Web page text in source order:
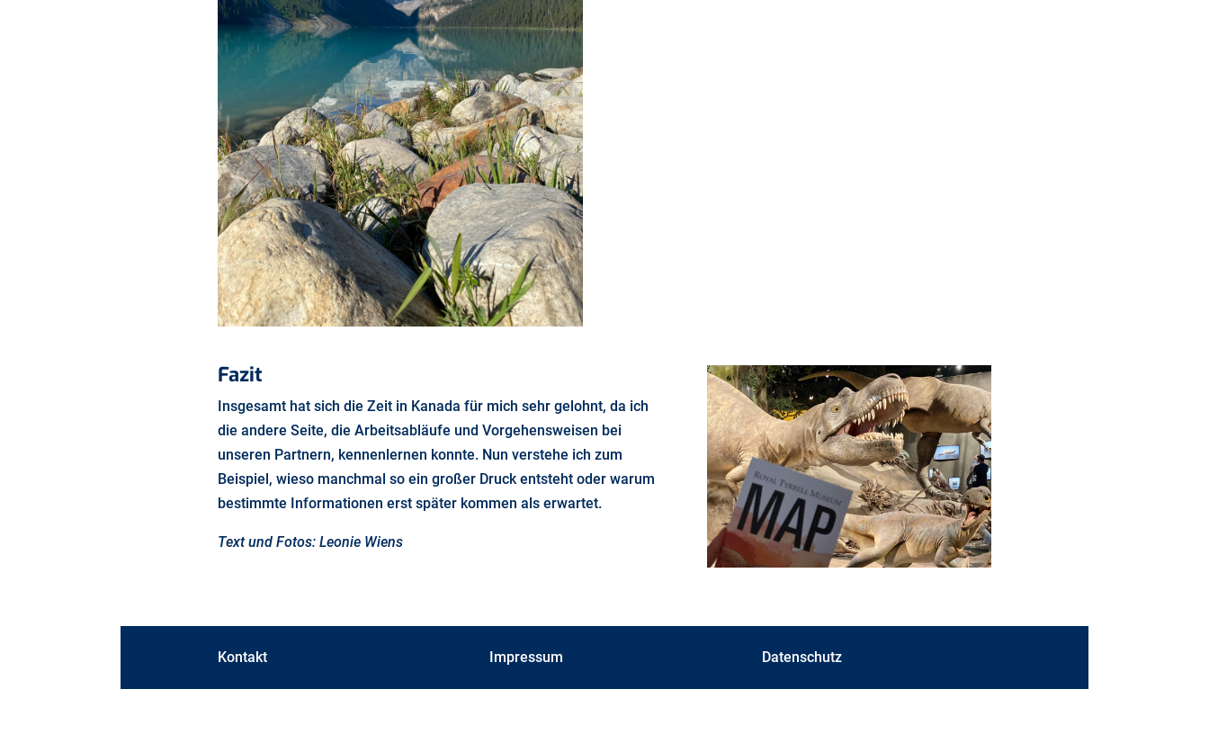
Fazit
Insgesamt hat sich die Zeit in Kanada für mich sehr gelohnt, da ich
die andere Seite, die Arbeitsabläufe und Vorgehensweisen bei
unseren Partnern, kennenlernen konnte. Nun verstehe ich zum
Beispiel, wieso manchmal so ein großer Druck entsteht oder warum
bestimmte Informationen erst später kommen als erwartet.
Text und Fotos: Leonie Wiens
Kontakt Impressum Datenschutz